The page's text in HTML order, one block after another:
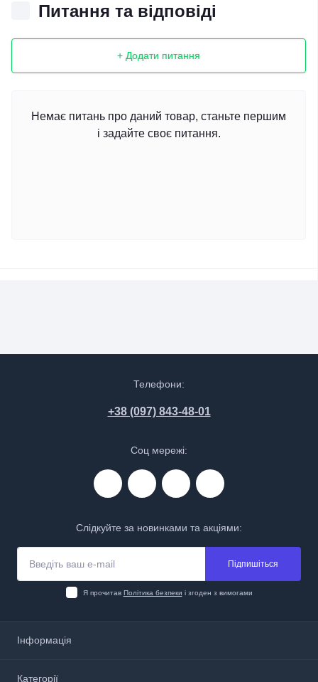
Питання та відповіді
+ Додати питання
Немає питань про даний товар, станьте першим
і задайте своє питання.
Телефони:
+38 (097) 843-48-01
Соц мережі:
Слідкуйте за новинками та акціями:
Підпишіться
Я прочитав Політика безпеки і згоден з вимогами
Інформація
Категорії